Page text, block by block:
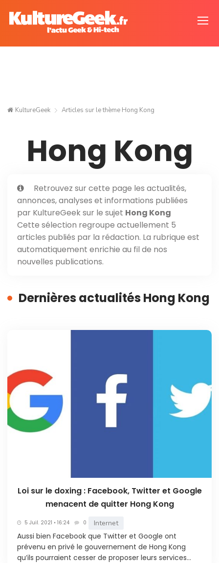
KultureGeek Articles sur le thème Hong Kong
Hong Kong
Retrouvez sur cette page les actualités,
annonces, analyses et informations publiées
par KultureGeek sur le sujet Hong Kong
Cette sélection regroupe actuellement 5
articles publiés par la rédaction. La rubrique est
automatiquement enrichie au fil de nos
nouvelles publications.
Dernières actualités Hong Kong
Loi sur le doxing : Facebook, Twitter et Google
menacent de quitter Hong Kong
5 Juil. 2021 • 16:24 0 Internet
Aussi bien Facebook que Twitter et Google ont
prévenu en privé le gouvernement de Hong Kong
qu’ils pourraient cesser de proposer leurs services...